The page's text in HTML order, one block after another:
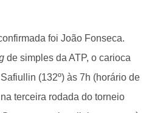
foi João Fonseca.
de simples da ATP, o carioca
(132º) às 7h (horário de
terceira rodada do torneio